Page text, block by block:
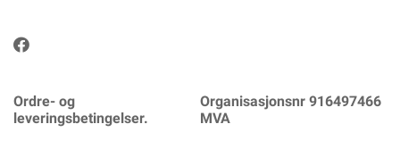
Ordre- og
leveringsbetingelser.
Organisasjonsnr 916497466
MVA